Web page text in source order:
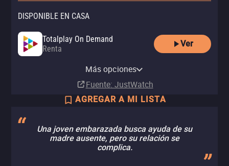
DISPONIBLE EN CASA
Totalplay On Demand
Renta
Ver
Apple TV Store
Más opciones
Fuente: JustWatch
AGREGAR A MI LISTA
Una joven embarazada busca ayuda de su
madre ausente, pero su relación se
complica.